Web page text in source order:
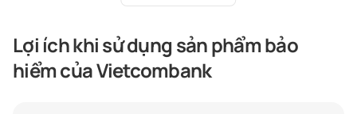
Lợi ích khi sử dụng sản phẩm bảo
hiểm của Vietcombank